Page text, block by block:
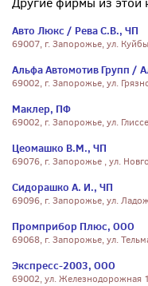
Авто Люкс / Рева С.В., ЧП
69007, г. Запорожье, ул.
Альфа Автомотив Групп
69002, г. Запорожье, ул.
Маклер, ПФ
69002, г. Запорожье, ул.
Цеомашко В.М., ЧП
69076, г. Запорожье , ул.
Сидорашко А. И., ЧП
69096, г. Запорожье, ул.
Промприбор Плюс, ООО
69068, г. Запорожье, ул.
Экспресс-2003, ООО
69002, ул. Железнодорожная